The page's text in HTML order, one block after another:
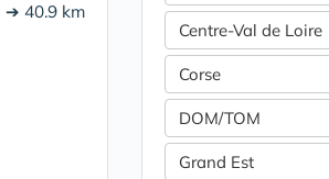
➔ 40.9 km
Centre-Val de Loire
Corse
DOM/TOM
Grand Est